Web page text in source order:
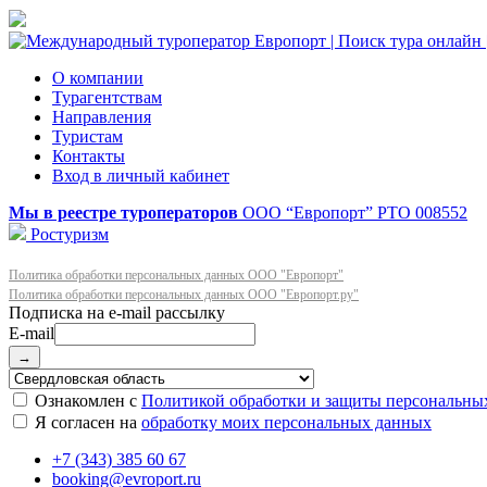
О компании
Турагентствам
Направления
Туристам
Контакты
Вход в личный кабинет
Мы в реестре туроператоров ООО “Европорт” РТО 008552
Ростуризм
Политика обработки персональных данных ООО "Европорт"
Политика обработки персональных данных ООО "Европорт.ру"
E-mail
→
Ознакомлен с Политикой обработки и защиты
Я согласен на обработку моих персональных данных
+7 (343) 385 60 67
booking@evroport.ru